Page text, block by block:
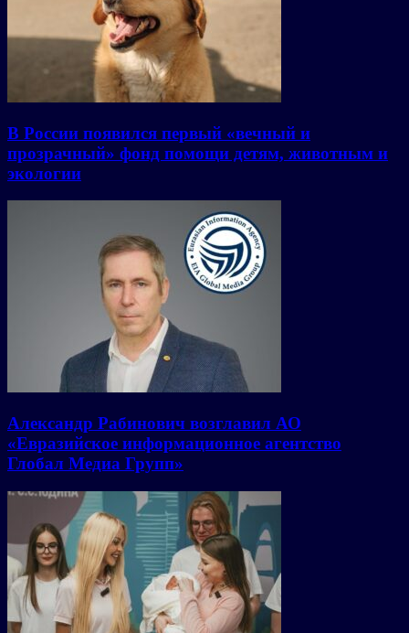
В России появился первый «вечный и
прозрачный» фонд помощи детям, животным и
экологии
Александр Рабинович возглавил АО
«Евразийское информационное агентство
Глобал Медиа Групп»